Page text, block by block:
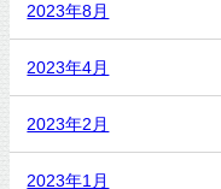
2023年8月
2023年4月
2023年2月
2023年1月